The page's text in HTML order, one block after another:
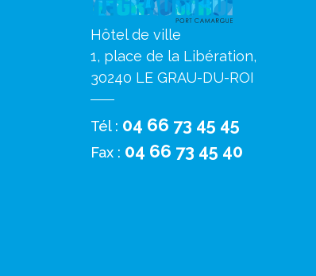
Hôtel de ville
1, place de la Libération,
30240 LE GRAU-DU-ROI
Tél : 04 66 73 45 45
Fax : 04 66 73 45 40